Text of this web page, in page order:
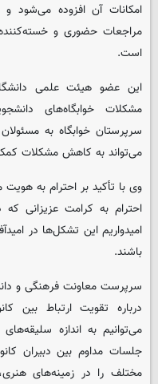
امکانات آن افزوده می‌شود
مراجعات حضوری و
است.
این عضو هیئت علمی
مشکلات خوابگاه‌های
سرپرستان خوابگاه به
می‌تواند به کاهش مشکلات
وی با تأکید بر احترام به
احترام به کرامت عزیزانی
امیدواریم این تشکل‌ها در
باشند.
سرپرست معاونت فرهنگی و
درباره تقویت ارتباط بین
می‌توانیم به اندازه
جلسات مداوم بین دبیران
مختلف را در زمینه‌های